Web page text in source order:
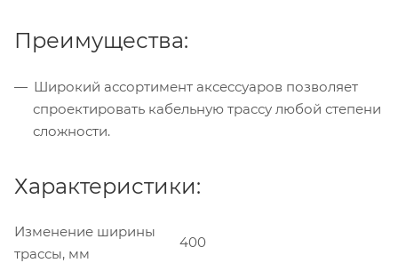
Преимущества:
Широкий ассортимент аксессуаров позволяет
спроектировать кабельную трассу любой степени
сложности.
Характеристики:
Изменение ширины
трассы, мм
400